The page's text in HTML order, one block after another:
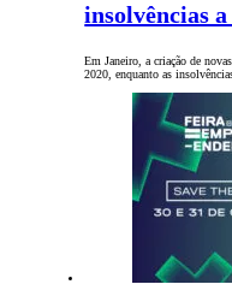
insolvências
Em Janeiro, a criação de
2020, enquanto as